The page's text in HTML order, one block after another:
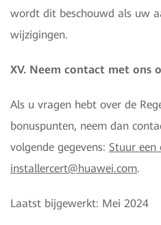
wordt dit beschouwd als uw
wijzigingen.
XV. Neem contact met ons
Als u vragen hebt over de
bonuspunten, neem dan
volgende gegevens: Stuur een
installercert@huawei.com.
Laatst bijgewerkt: Mei 2024